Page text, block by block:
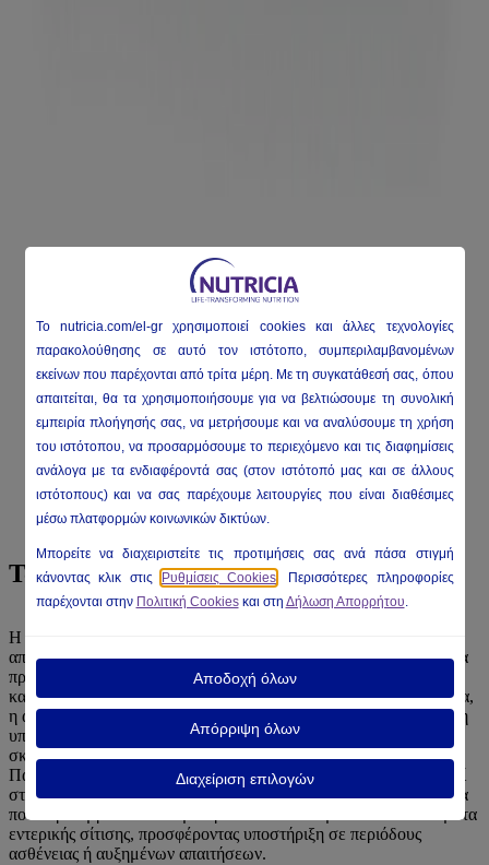
To nutricia.com/el-grχρησιμοποιεί cookiesκαι άλλες τεχνολογίες
παρακολούθησης σε αυτό τον ιστότοπο, συμπεριλαμβανομένων
εκείνων που παρέχονται από τρίτα μέρη. Με τη συγκατάθεσή σας, όπου
απαιτείται, θα τα χρησιμοποιήσουμε για να βελτιώσουμε τη συνολική
εμπειρία πλοήγησής σας, να μετρήσουμε και να αναλύσουμε τη χρήση
του ιστότοπου, να προσαρμόσουμε το περιεχόμενο και τις διαφημίσεις
ανάλογα με τα ενδιαφέροντά σας (στον ιστότοπό μας και σε άλλους
ιστότοπους) και να σας παρέχουμε λειτουργίες που είναι διαθέσιμες
μέσω πλατφορμών κοινωνικών δικτύων.
Μπορείτε να διαχειριστείτε τις προτιμήσεις σας ανά πάσα στιγμή
κάνοντας κλικ στις
Ρυθμίσεις Cookies . Περισσότερες πληροφορίες
παρέχονται στην Πολιτική Cookiesκαι στη Δήλωση Απορρήτου.
Αποδοχή όλων
Απόρριψη όλων
Διαχείριση επιλογών
Τα Προϊόντα μας
Η Nutricia προσφέρει προϊόντα διατροφής καλύπτοντας ανάγκες
από τη γέννηση έως και τα προχωρημένα στάδια της ζωής. Από τα
πρώτα χρόνια ζωής, υποστηρίζει την υγιή ανάπτυξη των παιδιών
και ανταποκρίνεται σε ιδιαίτερες καταστάσεις όπως η προωρότητα,
η αλλεργία στο αγελαδινό γάλα, οι γαστρεντερικές διαταραχές ή η
υπολειπόμενη ανάπτυξη, ενώ προσφέρει και εξειδικευμένα
σκευάσματα για την επιληψία ή τις μεταβολικές διαταραχές.
Παράλληλα, η Nutricia έχει αναπτύξει λύσεις για να ανταποκριθεί
στις διατροφικές ανάγκες ενηλίκων και ηλικιωμένων, με προϊόντα
που περιλαμβάνουν πόσιμα θρεπτικά σκευάσματα και σκευάσματα
εντερικής σίτισης, προσφέροντας υποστήριξη σε περιόδους
ασθένειας ή αυξημένων απαιτήσεων.